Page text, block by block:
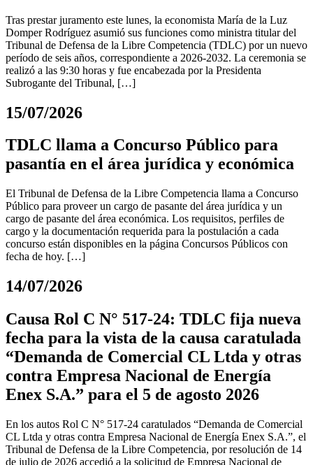
Tras prestar juramento este lunes, la economista María de la Luz
Domper Rodríguez asumió sus funciones como ministra titular del
Tribunal de Defensa de la Libre Competencia (TDLC) por un nuevo
período de seis años, correspondiente a 2026-2032. La ceremonia se
realizó a las 9:30 horas y fue encabezada por la Presidenta
Subrogante del Tribunal, […]
15/07/2026
TDLC llama a Concurso Público para
pasantía en el área jurídica y económica
El Tribunal de Defensa de la Libre Competencia llama a Concurso
Público para proveer un cargo de pasante del área jurídica y un
cargo de pasante del área económica. Los requisitos, perfiles de
cargo y la documentación requerida para la postulación a cada
concurso están disponibles en la página Concursos Públicos con
fecha de hoy. […]
14/07/2026
Causa Rol C N° 517-24: TDLC fija nueva
fecha para la vista de la causa caratulada
“Demanda de Comercial CL Ltda y otras
contra Empresa Nacional de Energía
Enex S.A.” para el 5 de agosto 2026
En los autos Rol C N° 517-24 caratulados “Demanda de Comercial
CL Ltda y otras contra Empresa Nacional de Energía Enex S.A.”, el
Tribunal de Defensa de la Libre Competencia, por resolución de 14
de julio de 2026 accedió a la solicitud de Empresa Nacional de